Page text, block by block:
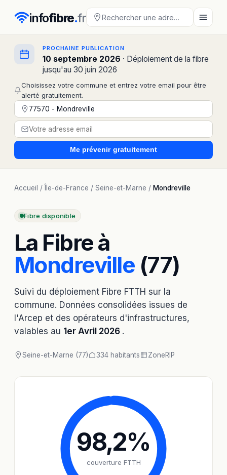
infofibre.fr
PROCHAINE PUBLICATION
10 septembre 2026 · Déploiement de la fibre
jusqu'au 30 juin 2026
Choisissez votre commune et entrez votre email pour être
alerté gratuitement.
Me prévenir gratuitement
Accueil / Île-de-France / Seine-et-Marne / Mondreville
Fibre disponible
La Fibre à
Mondreville (77)
Suivi du déploiement Fibre FTTH sur la
commune. Données consolidées issues de
l'Arcep et des opérateurs d'infrastructures,
valables au 1er Avril 2026 .
Seine-et-Marne (77) 334 habitants ZoneRIP
98,2%
couverture FTTH